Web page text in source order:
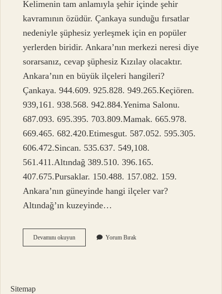
Kelimenin tam anlamıyla şehir içinde şehir
kavramının özüdür. Çankaya sunduğu fırsatlar
nedeniyle şüphesiz yerleşmek için en popüler
yerlerden biridir. Ankara’nın merkezi neresi diye
sorarsanız, cevap şüphesiz Kızılay olacaktır.
Ankara’nın en büyük ilçeleri hangileri?
Çankaya. 944.609. 925.828. 949.265.Keçiören.
939,161. 938.568. 942.884.Yenima Salonu.
687.093. 695.395. 703.809.Mamak. 665.978.
669.465. 682.420.Etimesgut. 587.052. 595.305.
606.472.Sincan. 535.637. 549,108.
561.411.Altındağ 389.510. 396.165.
407.675.Pursaklar. 150.488. 157.082. 159.
Ankara’nın güneyinde hangi ilçeler var?
Altındağ’ın kuzeyinde…
Devamını okuyunAnkara
Merkez
Yorum Bırak
Sitemap